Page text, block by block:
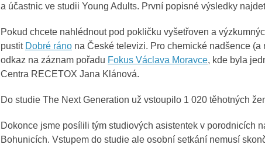
a účastnic ve studii Young Adults. První popisné výsledky
Pokud chcete nahlédnout pod pokličku vyšetřoven a
pustit Dobré ráno na České televizi. Pro chemické nadšence (a
odkaz na záznam pořadu Fokus Václava Moravce, kde byla
Centra RECETOX Jana Klánová.
Do studie The Next Generation už vstoupilo 1 020 těhotných
Dokonce jsme posílili tým studiových asistentek v porodnicích
Bohunicích. Vstupem do studie ale osobní setkání nemusí